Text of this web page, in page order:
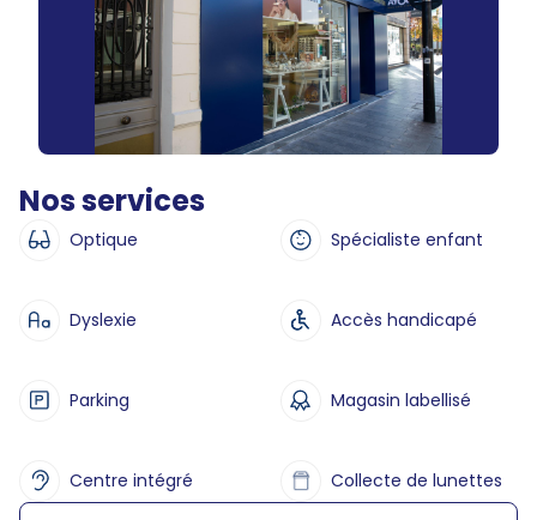
Nos services
Optique Spécialiste enfant
Dyslexie Accès handicapé
Parking Magasin labellisé
Centre intégré Collecte de lunettes